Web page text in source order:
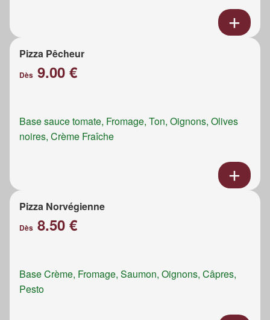
Pizza Pêcheur
Dès 9.00 €
Base sauce tomate, Fromage, Ton, Oignons, Olives
noires, Crème Fraîche
Pizza Norvégienne
Dès 8.50 €
Base Crème, Fromage, Saumon, Oignons, Câpres,
Pesto